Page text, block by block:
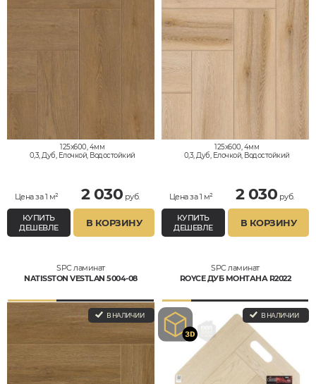
125x600, 4мм
0,3, Дуб, Елочкой, Водостойкий
Цена за 1 м² 2 030 руб.
КУПИТЬ
ДЕШЕВЛЕ
В КОРЗИНУ
125x600, 4мм
0,3, Дуб, Елочкой, Водостойкий
Цена за 1 м² 2 030 руб.
КУПИТЬ
ДЕШЕВЛЕ
В КОРЗИНУ
SPC ламинат
NATISSTON VESTLAN 5004-08
В НАЛИЧИИ
SPC ламинат
ROYCE ДУБ МОНТАНА R2022
В НАЛИЧИИ